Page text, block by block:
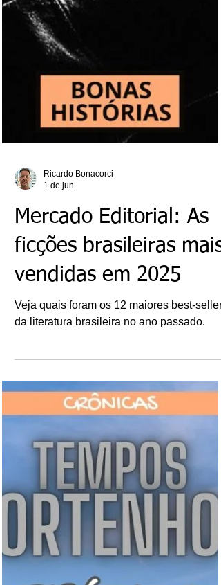
Ricardo Bonacorci
1 de jun.
Mercado Editorial: As
vendidas em 2025
Veja quais foram os 12 maiores best-
da literatura brasileira no ano passado.